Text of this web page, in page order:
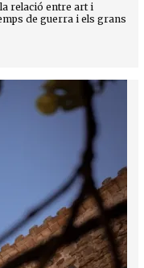
relació entre art i
de guerra i els grans